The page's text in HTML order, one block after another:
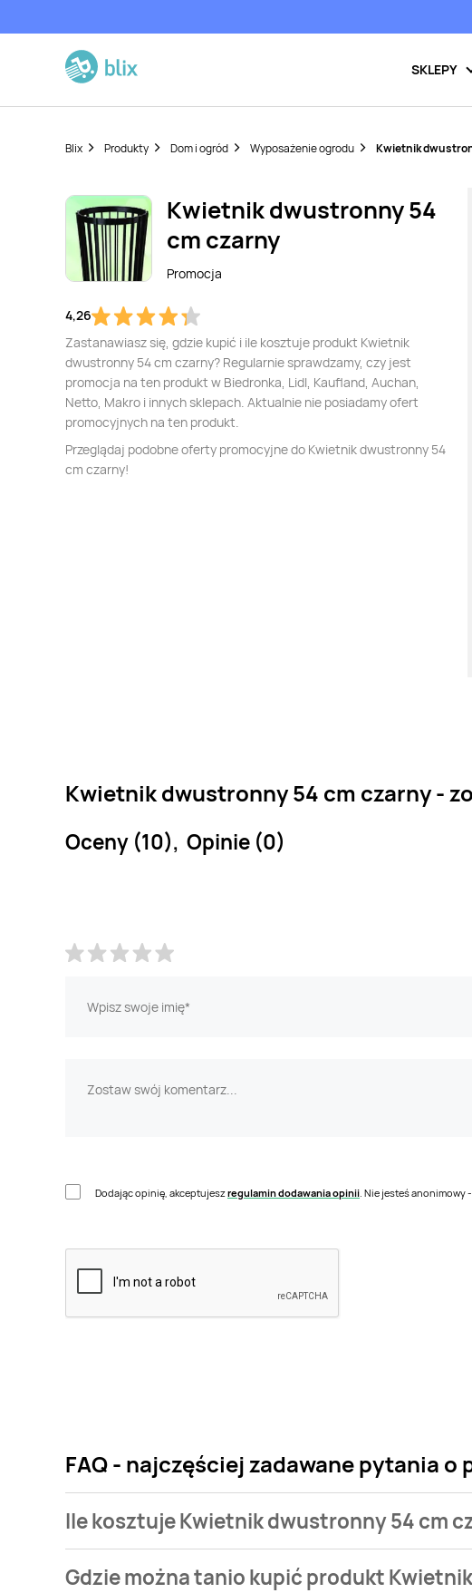
SKLEPY
Blix Produkty Dom i ogród Wyposażenie ogrodu Kwietnik
Kwietnik dwustronny 54
cm czarny
Promocja
4,26
Zastanawiasz się, gdzie kupić i ile kosztuje produkt Kwietnik
dwustronny 54 cm czarny? Regularnie sprawdzamy, czy jest
promocja na ten produkt w Biedronka, Lidl, Kaufland, Auchan,
Netto, Makro i innych sklepach. Aktualnie nie posiadamy ofert
promocyjnych na ten produkt.
Przeglądaj podobne oferty promocyjne do Kwietnik dwustronny 54
cm czarny!
Kwietnik dwustronny 54 cm czarny -
Oceny (10), Opinie (0)
Dodając opinię, akceptujeszregulamin dodawania opinii . Nie jesteś anonimowy
FAQ - najczęściej zadawane pytania
Ile kosztuje Kwietnik dwustronny 54 cm
dwustronny 54 cm czarny kosztuje od 54,99 zł.
Gdzie można tanio kupić produkt